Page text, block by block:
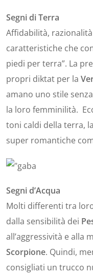
Segni di Terra
Affidabilità,
caratteristiche che
piedi per terra”. La
propri diktat per la
amano uno stile
la loro femminilità.
toni caldi della terra,
super romantiche
Segni d’Acqua
Molti differenti tra
dalla sensibilità dei
all’aggressività e alla
Scorpione. Quindi,
consigliati un trucco